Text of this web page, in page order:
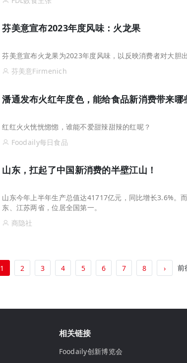
芬美意宣布2023年度风味：火龙果
芬美意宣布火龙果为2023年度风味，以反映消费者对大胆
芬美意Firmenich
潘通发布火红年度色，能给食品新消费带来哪
红红火火恍恍惚惚，谁能不爱甜辣甜辣的红呢？
Foodaily每日食品
山东，扛起了中国新消费的半壁江山！
山东今年上半年生产总值达41717亿元，同比增长3.6%。
东、江苏两省，位居全国第一。
商隐社
1 2 3 4 5 6 7 8 › 前
相关链接
Foodaily创新博览会